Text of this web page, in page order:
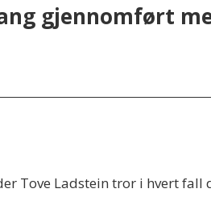
gjennomført
Tove Ladstein tror i hvert fall